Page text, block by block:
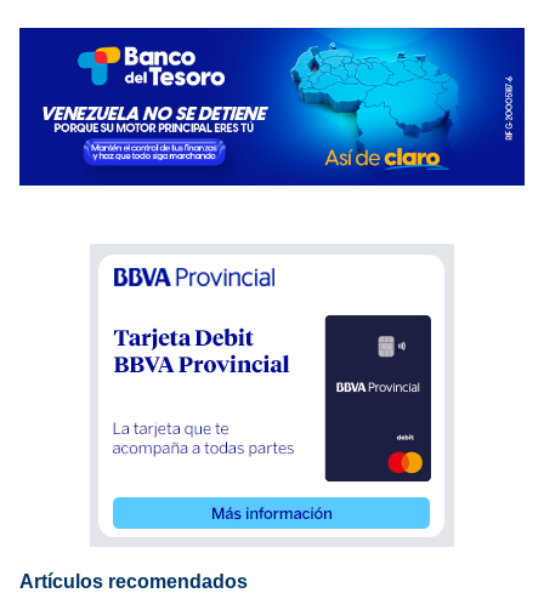
Artículos recomendados